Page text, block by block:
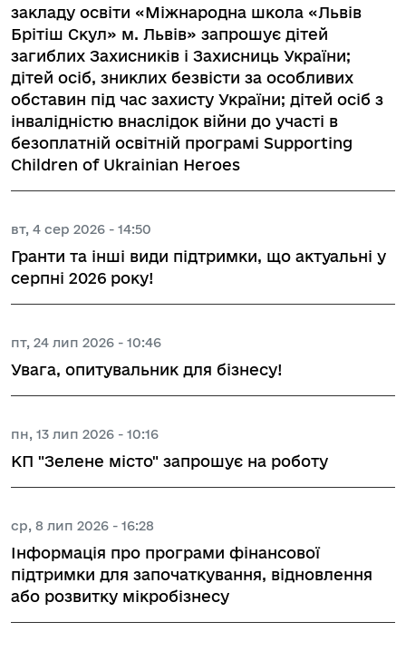
закладу освіти «Міжнародна школа «Львів
Брітіш Скул» м. Львів» запрошує дітей
загиблих Захисників і Захисниць України;
дітей осіб, зниклих безвісти за особливих
обставин під час захисту України; дітей осіб з
інвалідністю внаслідок війни до участі в
безоплатній освітній програмі Supporting
Children of Ukrainian Heroes
вт, 4 сер 2026 - 14:50
Гранти та інші види підтримки, що актуальні у
серпні 2026 року!
пт, 24 лип 2026 - 10:46
Увага, опитувальник для бізнесу!
пн, 13 лип 2026 - 10:16
КП "Зелене місто" запрошує на роботу
ср, 8 лип 2026 - 16:28
Інформація про програми фінансової
підтримки для започаткування, відновлення
або розвитку мікробізнесу